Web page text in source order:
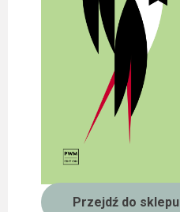
Przejdź do sklepu